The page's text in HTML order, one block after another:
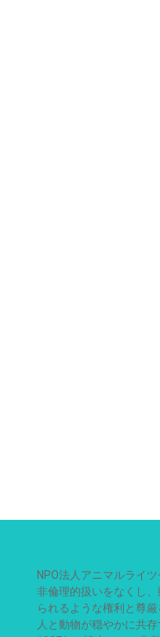
NPO法人アニマルライ
非倫理的扱いをなくし
られるような権利と尊厳
人と動物が穏やかに共存